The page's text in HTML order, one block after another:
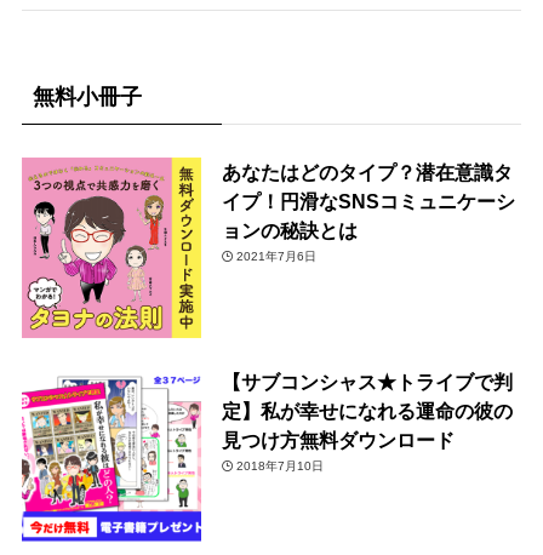
無料小冊子
あなたはどのタイプ？潜在意識タ
イプ！円滑なSNSコミュニケーシ
ョンの秘訣とは
2021年7月6日
【サブコンシャス★トライブで判
定】私が幸せになれる運命の彼の
見つけ方無料ダウンロード
2018年7月10日